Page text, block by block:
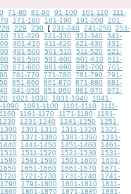
71-80 81-90 91-100 101-110
111-
171-180 181-190 191-200
201-
229 230 [ 231-240 241-250
251-
311-320 321-330 331-340
341-
401-410 411-420 421-430
431-
491-500 501-510 511-520
521-
581-590 591-600 601-610
611-
671-680 681-690 691-700
701-
761-770 771-780 781-790
791-
851-860 861-870 871-880
881-
941-950 951-960 961-970
971-
1021-1030 1031-1040
1041-
1090 1091-1100 1101-1110
1111-
1161-1170 1171-1180
1181-
1231-1240 1241-1250
1251-
1301-1310 1311-1320
1321-
1371-1380 1381-1390
1391-
1441-1450 1451-1460
1461-
1511-1520 1521-1530
1531-
1581-1590 1591-1600
1601-
1651-1660 1661-1670
1671-
1721-1730 1731-1740
1741-
1791-1800 1801-1810
1811-
1861-1870 1871-1880 1881-